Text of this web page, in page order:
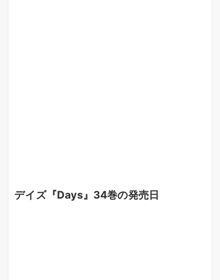
デイズ『Days』34巻の発売日